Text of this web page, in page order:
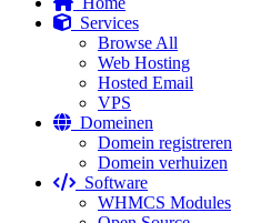
Services
Browse All
Web Hosting
Hosted Email
VPS
Domeinen
Domein registreren
Domein verhuizen
Software
WHMCS Modules